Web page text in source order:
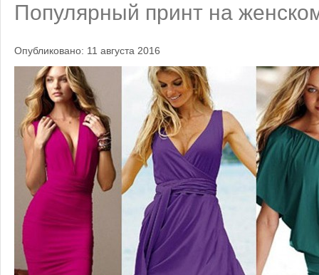
Популярный принт на
Опубликовано: 11 августа 2016